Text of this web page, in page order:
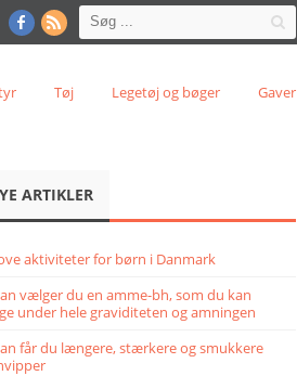
Tøj Legetøj og bøger Gaver
ARTIKLER
aktiviteter for børn i Danmark
vælger du en amme-bh, som du kan
under hele graviditeten og amningen
får du længere, stærkere og smukkere